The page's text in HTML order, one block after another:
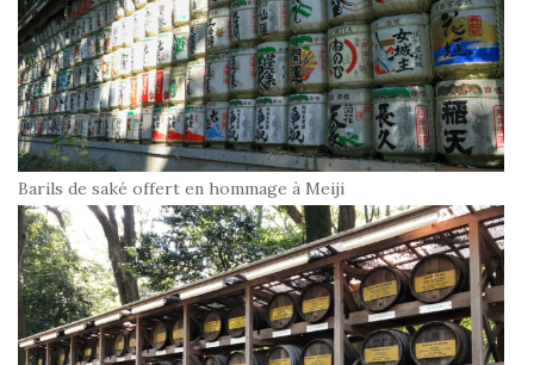
Barils de saké offert en hommage à Meiji